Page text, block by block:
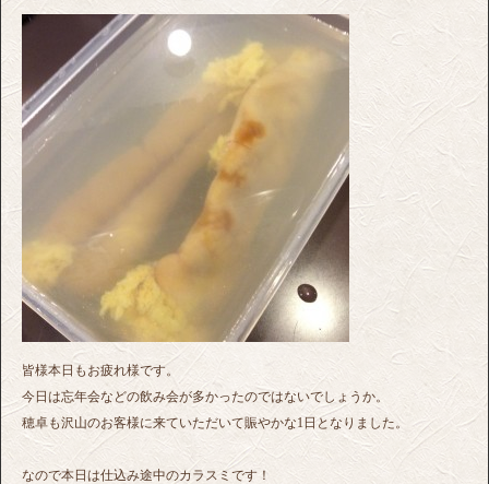
皆様本日もお疲れ様です。
今日は忘年会などの飲み会が多かったのではないでしょうか。
穂卓も沢山のお客様に来ていただいて賑やかな1日となりました。
なので本日は仕込み途中のカラスミです！